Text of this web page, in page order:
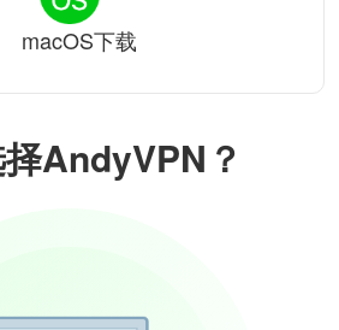
AndyVPN？
macOS下载